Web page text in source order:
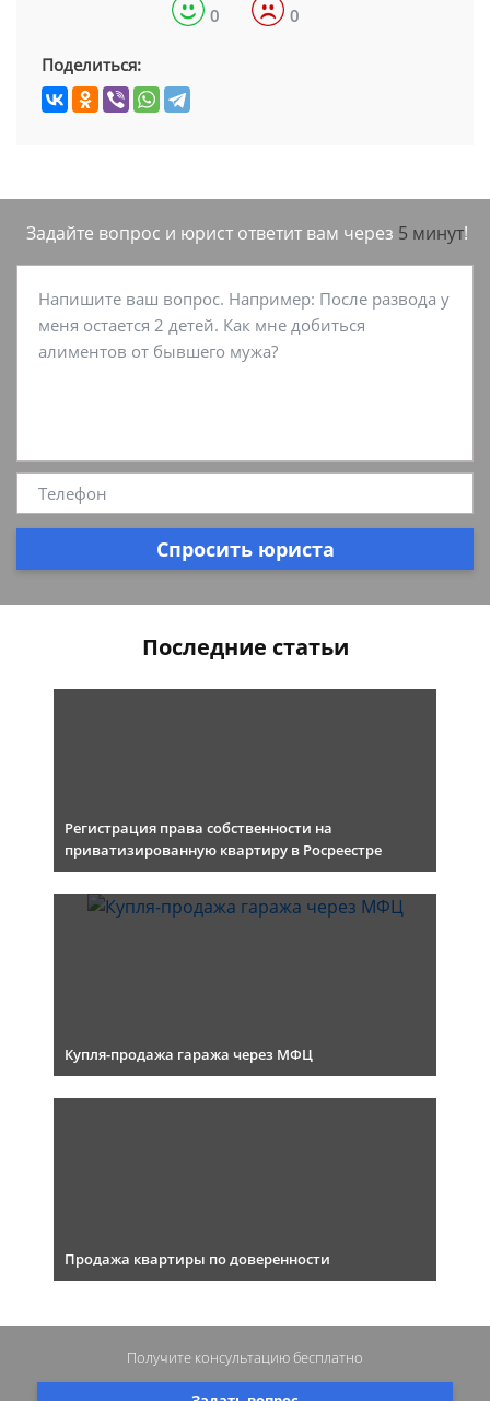
0 0
Поделиться:
Задайте вопрос и юрист ответит вам через 5 минут!
Спросить юриста
Последние статьи
Регистрация права собственности на
приватизированную квартиру в Росреестре
Купля-продажа гаража через МФЦ
Продажа квартиры по доверенности
Получите консультацию бесплатно